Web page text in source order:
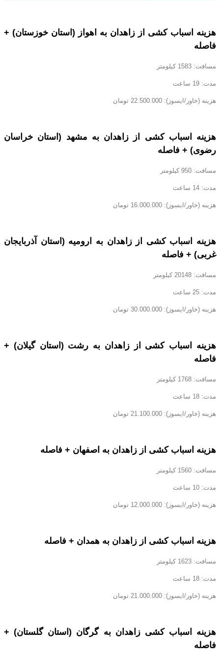
هزینه اسباب کشی از زاهدان به اهواز (استان خوزستان) +
فاصله
مسافت: 1583 کیلومتر
مدت: 19 ساعت
هزینه (خاور/ایسوز): 22.500.000 تومان
هزینه اسباب کشی از زاهدان به مشهد (استان خراسان
رضوی) + فاصله
مسافت: 950 کیلومتر
مدت: 14 ساعت
هزینه (خاور/ایسوز): 16.000.000 تومان
هزینه اسباب کشی از زاهدان به ارومیه (استان آذربایجان
غربی) + فاصله
مسافت: 20148 کیلومتر
مدت: 25 ساعت
هزینه (خاور/ایسوز): 30.000.000 تومان
هزینه اسباب کشی از زاهدان به رشت (استان گیلان) +
فاصله
مسافت: 1768 کیلومتر
مدت: 18 ساعت
هزینه (خاور/ایسوز): 21.100.000 تومان
هزینه اسباب کشی از زاهدان به اصفهان + فاصله
مسافت: 1560 کیلومتر
مدت: 10 ساعت
هزینه (خاور/ایسوز): 12.000.000 تومان
هزینه اسباب کشی از زاهدان به همدان + فاصله
مسافت: 1623 کیلومتر
مدت: 18 ساعت
هزینه (خاور/ایسوز): 21.000.000 تومان
هزینه اسباب کشی زاهدان به گرگان (استان گلستان) +
فاصله